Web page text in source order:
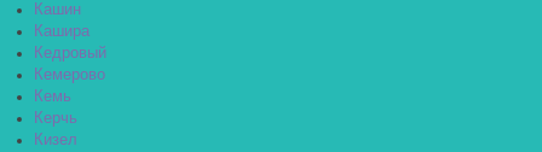
Кашин
Кашира
Кедровый
Кемерово
Кемь
Керчь
Кизел